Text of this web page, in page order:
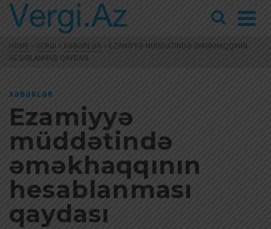
HOME » VERGI » XƏBƏRLƏR » EZAMIYYƏ MÜDDƏTINDƏ ƏMƏKHAQQININ
HESABLANMASI QAYDASI
XƏBƏRLƏR
Ezamiyyə
müddətində
əməkhaqqının
hesablanması
qaydası